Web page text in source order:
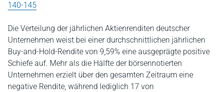
140-145
Die Verteilung der jährlichen Aktienrenditen deutscher
Unternehmen weist bei einer durchschnittlichen jährlichen
Buy-and-Hold-Rendite von 9,59% eine ausgeprägte positive
Schiefe auf. Mehr als die Hälfte der börsennotierten
Unternehmen erzielt über den gesamten Zeitraum eine
negative Rendite, während lediglich 17 von